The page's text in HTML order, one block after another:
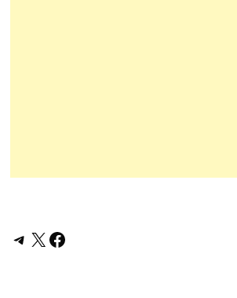
Telegram
X Facebook